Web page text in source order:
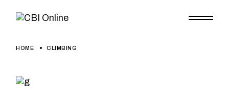
HOME CLIMBING